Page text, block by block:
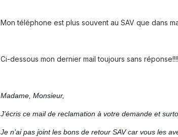
Mon téléphone est plus souvent au SAV que dans
Ci-dessous mon dernier mail toujours sans
Madame, Monsieur,
J’écris ce mail de reclamation à votre demande et
Je n’ai pas joint les bons de retour SAV car vous les